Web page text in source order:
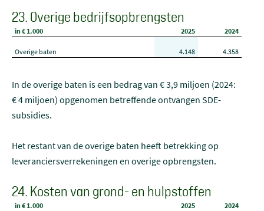
23. Overige bedrijfsopbrengsten
in € 1.000 2025 2024
Overige baten 4.148 4.358
In de overige baten is een bedrag van € 3,9 miljoen (2024:
€ 4 miljoen) opgenomen betreffende ontvangen SDE-
subsidies.
Het restant van de overige baten heeft betrekking op
leveranciersverrekeningen en overige opbrengsten.
24. Kosten van grond- en hulpstoffen
in € 1.000 2025 2024